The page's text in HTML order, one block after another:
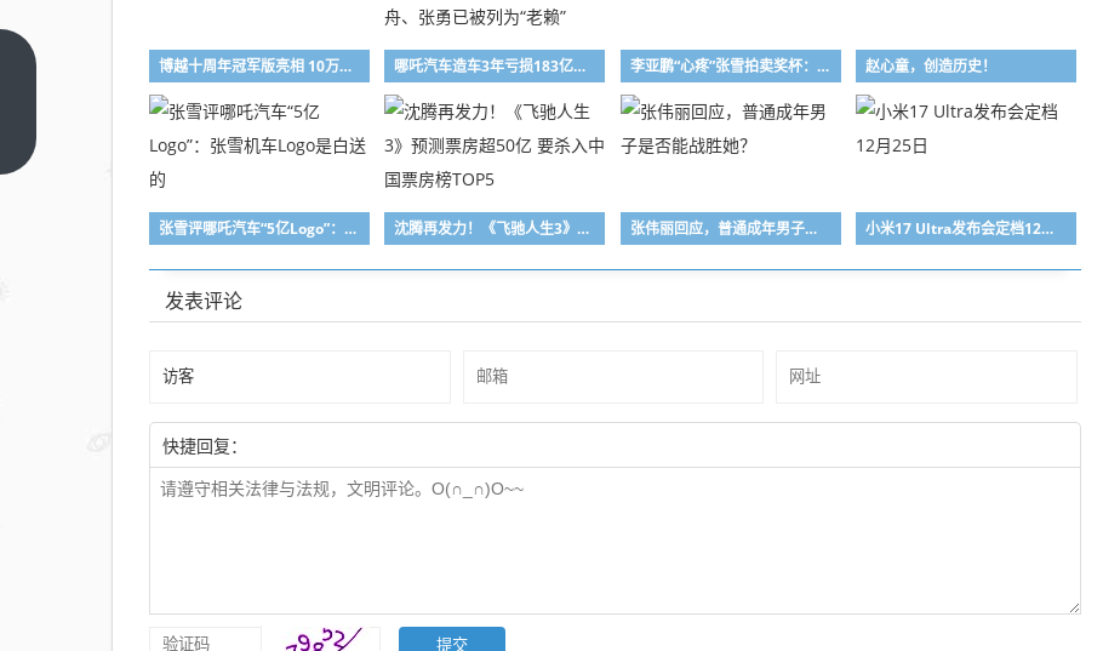
博越十周年冠军版亮相 10万级燃油SUV王者庆生 哪吒汽车造车3年亏损183亿，多次被限消，创始人方运舟、张勇已被列为“老赖” 李亚鹏“心疼”张雪拍卖奖杯：找了朋友拍下送回去 赵心童，创造历史！
张雪评哪吒汽车“5亿Logo”：张雪机车Logo是白送的 沈腾再发力！《飞驰人生3》预测票房超50亿 要杀入中国票房榜TOP5 张伟丽回应，普通成年男子是否能战胜她？ 小米17 Ultra发布会定档12月25日
发表评论
快捷回复：